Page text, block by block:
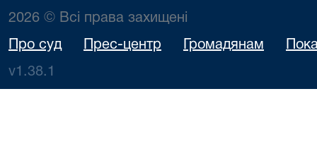
2026 © Всі права захищені
Про суд Прес-центр Громадянам
v1.38.1